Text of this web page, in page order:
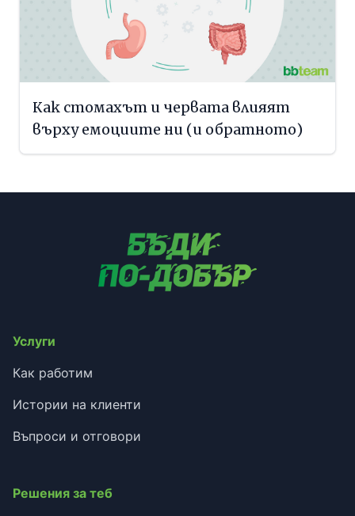
Как стомахът и червата влияят
върху емоциите ни (и обратното)
Услуги
Как работим
Истории на клиенти
Въпроси и отговори
Решения за теб